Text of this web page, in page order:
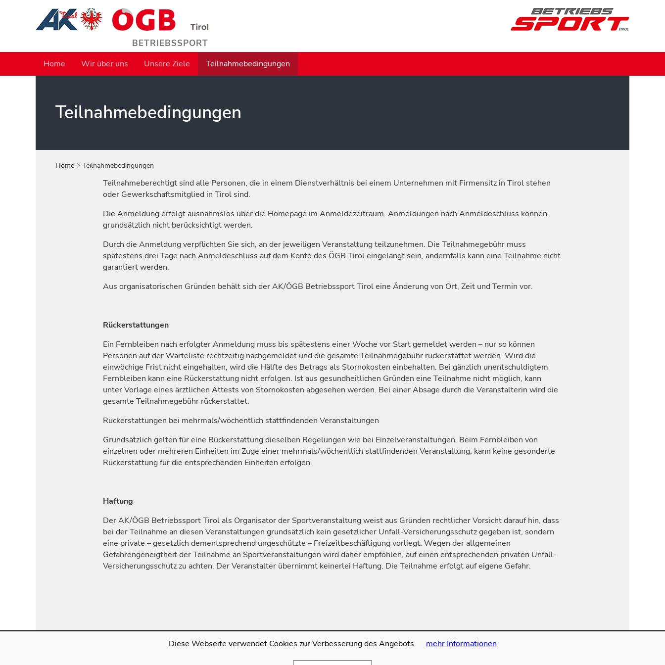
BETRIEBSSPORT
Home Wir über uns Unsere Ziele Teilnahmebedingungen
Teilnahmebedingungen
Home Teilnahmebedingungen
Teilnahmeberechtigt sind alle Personen, die in einem Dienstverhältnis bei einem Unternehmen mit Firmensitz in Tirol stehen
oder Gewerkschaftsmitglied in Tirol sind.
Die Anmeldung erfolgt ausnahmslos über die Homepage im Anmeldezeitraum. Anmeldungen nach Anmeldeschluss können
grundsätzlich nicht berücksichtigt werden.
Durch die Anmeldung verpflichten Sie sich, an der jeweiligen Veranstaltung teilzunehmen. Die Teilnahmegebühr muss
spätestens drei Tage nach Anmeldeschluss auf dem Konto des ÖGB Tirol eingelangt sein, andernfalls kann eine Teilnahme nicht
garantiert werden.
Aus organisatorischen Gründen behält sich der AK/ÖGB Betriebssport Tirol eine Änderung von Ort, Zeit und Termin vor.
Rückerstattungen
Ein Fernbleiben nach erfolgter Anmeldung muss bis spätestens einer Woche vor Start gemeldet werden – nur so können
Personen auf der Warteliste rechtzeitig nachgemeldet und die gesamte Teilnahmegebühr rückerstattet werden. Wird die
einwöchige Frist nicht eingehalten, wird die Hälfte des Betrags als Stornokosten einbehalten. Bei gänzlich unentschuldigtem
Fernbleiben kann eine Rückerstattung nicht erfolgen. Ist aus gesundheitlichen Gründen eine Teilnahme nicht möglich, kann
unter Vorlage eines ärztlichen Attests von Stornokosten abgesehen werden. Bei einer Absage durch die Veranstalterin wird die
gesamte Teilnahmegebühr rückerstattet.
Rückerstattungen bei mehrmals/wöchentlich stattfindenden Veranstaltungen
Grundsätzlich gelten für eine Rückerstattung dieselben Regelungen wie bei Einzelveranstaltungen. Beim Fernbleiben von
einzelnen oder mehreren Einheiten im Zuge einer mehrmals/wöchentlich stattfindenden Veranstaltung, kann keine gesonderte
Rückerstattung für die entsprechenden Einheiten erfolgen.
Haftung
Der AK/ÖGB Betriebssport Tirol als Organisator der Sportveranstaltung weist aus Gründen rechtlicher Vorsicht darauf hin, dass
bei der Teilnahme an diesen Veranstaltungen grundsätzlich kein gesetzlicher Unfall-Versicherungsschutz gegeben ist, sondern
eine private – gesetzlich dementsprechend ungeschützte – Freizeitbeschäftigung vorliegt. Wegen der allgemeinen
Gefahrengeneigtheit der Teilnahme an Sportveranstaltungen wird daher empfohlen, auf einen entsprechenden privaten Unfall-
Versicherungsschutz zu achten. Der Veranstalter übernimmt keinerlei Haftung. Die Teilnahme erfolgt auf eigene Gefahr.
Diese Webseite verwendet Cookies zur Verbesserung des Angebots. mehr Informationen